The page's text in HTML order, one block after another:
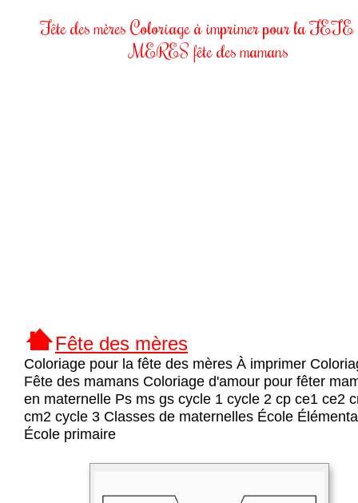
Fête des mères Coloriage à imprimer pour la FETE
MERES fête des mamans
Fête des mères
Coloriage pour la fête des mères À imprimer
Fête des mamans Coloriage d'amour pour fêter
en maternelle Ps ms gs cycle 1 cycle 2 cp ce1 ce2
cm2 cycle 3 Classes de maternelles École
École primaire